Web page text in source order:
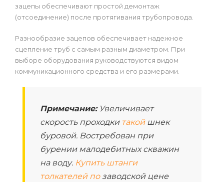
зацепы обеспечивают простой демонтаж
(отсоединение) после протягивания трубопровода.
Разнообразие зацепов обеспечивает надежное
сцепление труб с самым разным диаметром. При
выборе оборудования руководствуются видом
коммуникационного средства и его размерами.
Примечание:Увеличивает
скорость проходки такойшнек
буровой. Востребован при
бурении малодебитных скважин
на воду. Купить штанги
толкателей позаводской цене